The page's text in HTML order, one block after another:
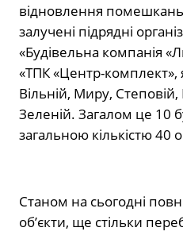
відновлення
залучені підрядні
«Будівельна компанія
«ТПК «Центр-
Вільній, Миру, Степовій,
Зеленій. Загалом це 10
загальною кількістю 40
Станом на сьогодні
об’єкти, ще стільки